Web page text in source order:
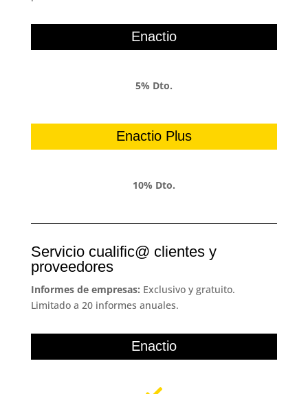
Enactio
5% Dto.
Enactio Plus
10% Dto.
Servicio cualific@ clientes y
proveedores
Informes de empresas: Exclusivo y gratuito.
Limitado a 20 informes anuales.
Enactio